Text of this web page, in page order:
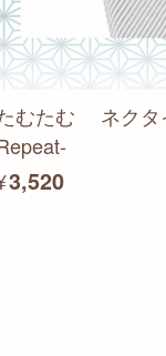
むたむ ネクタ
¥3,520